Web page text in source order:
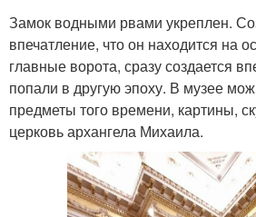
Замок водными рвами укреплен.
впечатление, что он находится на
главные ворота, сразу создается
попали в другую эпоху. В музее
предметы того времени, картины,
церковь архангела Михаила.